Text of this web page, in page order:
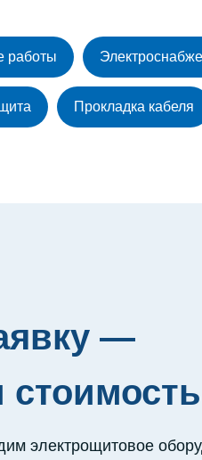
работы
Прокладка кабеля
электрощитовое
—